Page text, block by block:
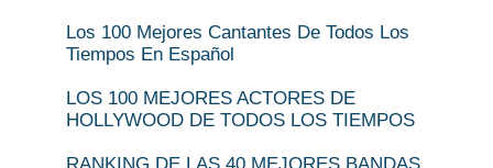
Los 100 Mejores Cantantes De Todos Los
Tiempos En Español
LOS 100 MEJORES ACTORES DE
HOLLYWOOD DE TODOS LOS TIEMPOS
RANKING DE LAS 40 MEJORES BANDAS